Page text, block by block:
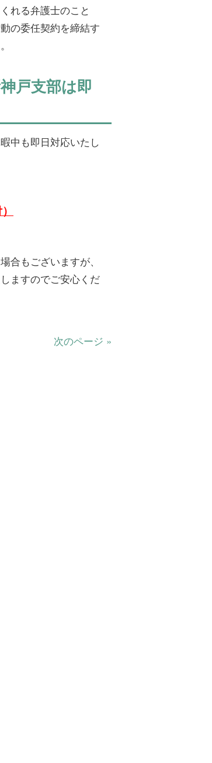
れる弁護士のこと
の委任契約を締結す
戸支部は即
中も即日対応いたし
合もございますが、
ますのでご安心くだ
次のページ »